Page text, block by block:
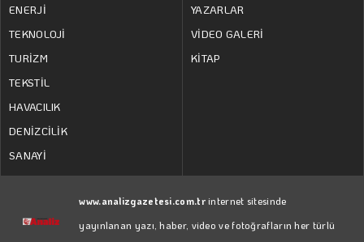
ENERJİ
TEKNOLOJİ
TURİZM
TEKSTİL
HAVACILIK
DENİZCİLİK
SANAYİ
YAZARLAR
VİDEO GALERİ
KİTAP
www.analizgazetesi.com.trinternet sitesinde
yayınlanan yazı, haber, video ve fotoğrafların her türlü